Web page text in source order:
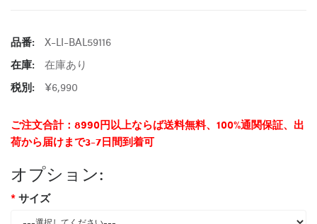
品番:
X-LI-BAL59116
在庫:
在庫あり
税別:
¥6,990
ご注文合計：8990円以上ならば送料無料、100%通関保証、出
荷から届けまで3-7日間到着可
オプション:
サイズ